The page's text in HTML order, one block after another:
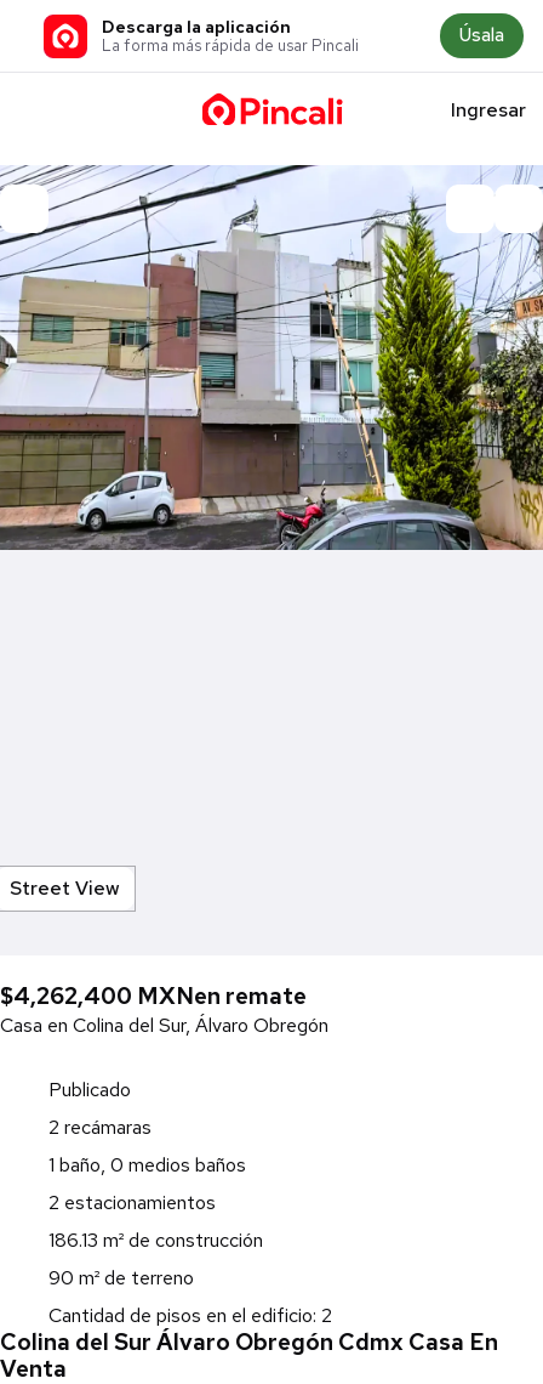
Descarga la aplicación
La forma más rápida de usar Pincali Úsala
Ingresar
Street View
$4,262,400 MXNen remate
Casa en Colina del Sur, Álvaro Obregón
Publicado
2 recámaras
1 baño, 0 medios baños
2 estacionamientos
186.13 m² de construcción
90 m² de terreno
Cantidad de pisos en el edificio: 2
Colina del Sur Álvaro Obregón Cdmx Casa En
Venta